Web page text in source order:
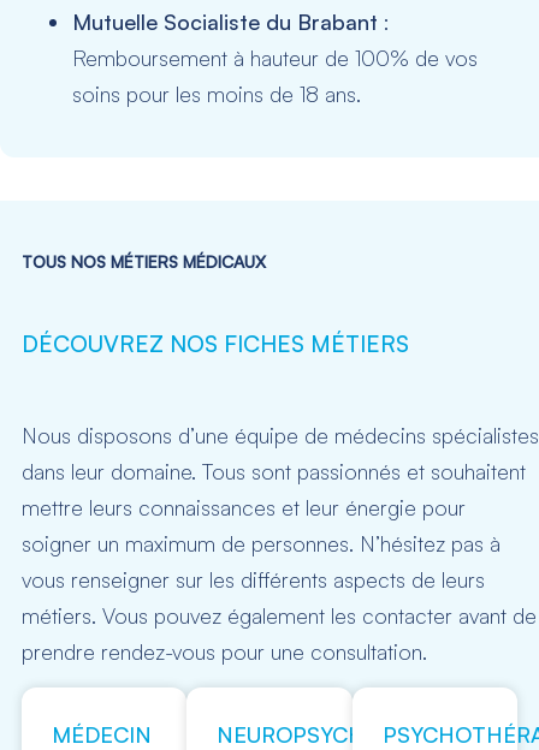
Mutuelle Socialiste du Brabant :
Remboursement à hauteur de 100% de vos
soins pour les moins de 18 ans.
TOUS NOS MÉTIERS MÉDICAUX
DÉCOUVREZ NOS FICHES MÉTIERS
Nous disposons d’une équipe de médecins spécialistes
dans leur domaine. Tous sont passionnés et souhaitent
mettre leurs connaissances et leur énergie pour
soigner un maximum de personnes. N’hésitez pas à
vous renseigner sur les différents aspects de leurs
métiers. Vous pouvez également les contacter avant de
prendre rendez-vous pour une consultation.
MÉDECIN
NEUROPSYCHOLOGUE